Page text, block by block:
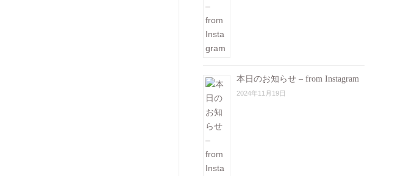
本日のお知らせ – from Instagram
2024年11月19日